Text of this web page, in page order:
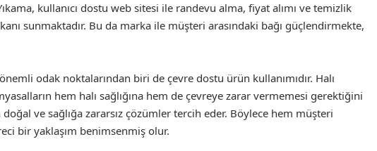
kullanıcı dostu web sitesi ile randevu alma, fiyat alımı ve temizlik
sunmaktadır. Bu da marka ile müşteri arasındaki bağı güçlendirmekte,
önemli odak noktalarından biri de çevre dostu ürün kullanımıdır. Halı
hem halı sağlığına hem de çevreye zarar vermemesi gerektiğini
ve sağlığa zararsız çözümler tercih eder. Böylece hem müşteri
bir yaklaşım benimsenmiş olur.